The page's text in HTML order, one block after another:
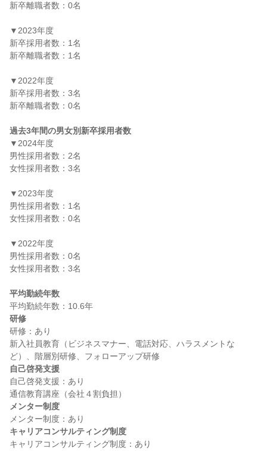
新卒離職者数：0名
▼2023年度
新卒採用者数：1名
新卒離職者数：1名
▼2022年度
新卒採用者数：3名
新卒離職者数：0名
過去3年間の男女別新卒採用者数
▼2024年度
男性採用者数：2名
女性採用者数：3名
▼2023年度
男性採用者数：1名
女性採用者数：0名
▼2022年度
男性採用者数：0名
女性採用者数：3名
平均勤続年数
研修
研修：あり
新入社員教育（ビジネスマナー、電話対応、ハラスメントな
自己啓発支援
自己啓発支援：あり
メンター制度
キャリアコンサルティング制度
キャリアコンサルティング制度：あり